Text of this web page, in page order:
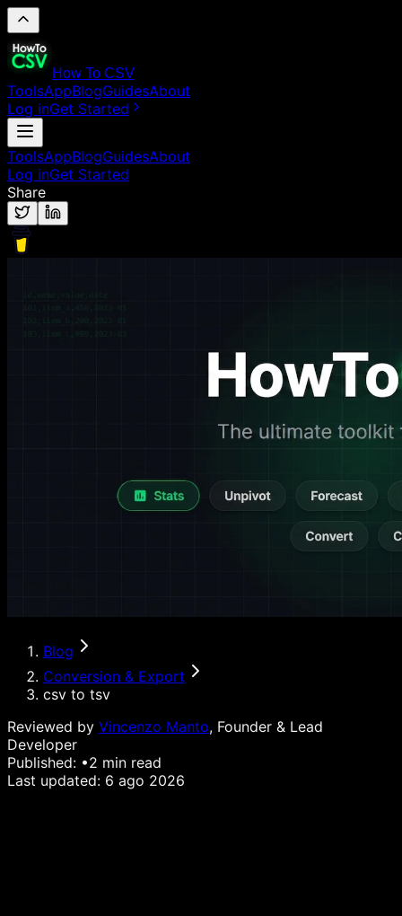
How To CSV
ToolsAppBlogGuidesAbout
Log inGet Started
ToolsAppBlogGuidesAbout
Log inGet Started
Share
Blog
Conversion & Export
csv to tsv
Reviewed by Vincenzo Manto, Founder & Lead
Developer
Published: •2 min read
Last updated: 6 ago 2026